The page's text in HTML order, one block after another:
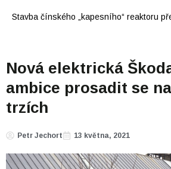
Offshore větrné elektrárny v USA se mají
Nová elektrická
ambice prosadit se
trzích
Petr Jechort 13 května, 2021